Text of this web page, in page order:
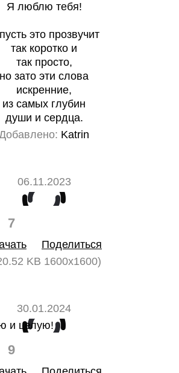
Я люблю тебя!
это прозвучит
так коротко и
так просто,
но зато эти слова
искренние,
из самых глубин
души и сердца.
Katrin
06.11.2023
7
Поделиться
KB 1600x1600)
30.01.2024
9